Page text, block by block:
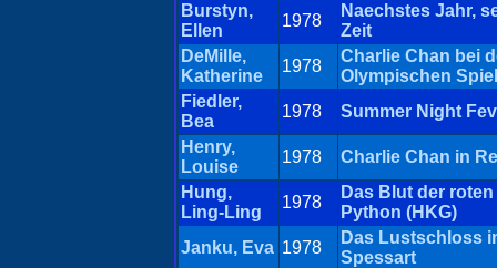
Burstyn,
Ellen
1978
Naechstes Jahr,
Zeit
DeMille,
Katherine
1978
Charlie Chan bei
Olympischen
Fiedler,
Bea
1978
Summer Night
Henry,
Louise
1978
Charlie Chan in
Hung,
Ling-Ling
1978
Das Blut der roten
Python (HKG)
Janku, Eva 1978
Das Lustschloss
Spessart